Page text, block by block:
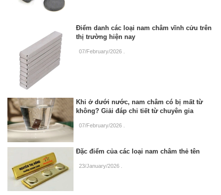
Điểm danh các loại nam châm vĩnh cửu trên
thị trường hiện nay
07/February/2026
Khi ở dưới nước, nam châm có bị mất từ
không? Giải đáp chi tiết từ chuyên gia
07/February/2026
Đặc điểm của các loại nam châm thẻ tên
23/January/2026